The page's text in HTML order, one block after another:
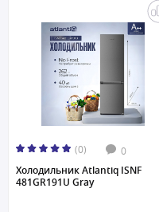
(0) 0
Холодильник Atlantiq ISNF
481GR191U Gray